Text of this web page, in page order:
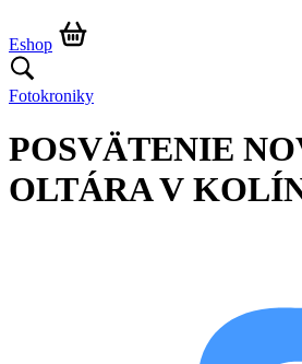
Eshop
Fotokroniky
POSVÄTENIE
OLTÁRA V